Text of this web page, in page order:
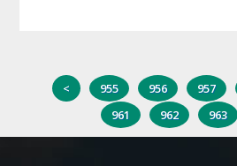
< 955 956 957
961
962 963